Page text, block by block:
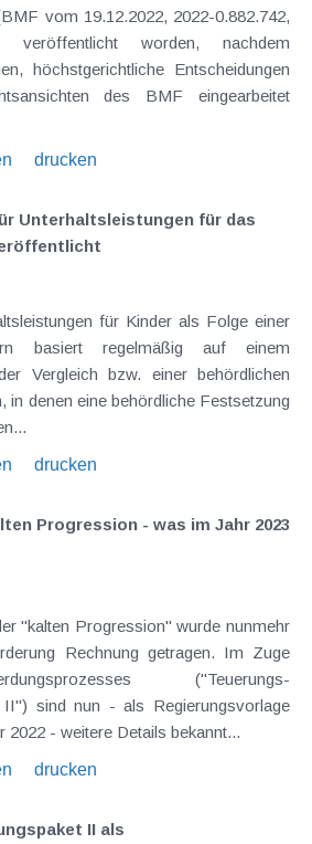
vom 19.12.2022, 2022-0.882.742,
veröffentlicht worden, nachdem
höchstgerichtliche Entscheidungen
des BMF eingearbeitet
drucken
Unterhaltsleistungen für das
für Kinder als Folge einer
basiert regelmäßig auf einem
Vergleich bzw. einer behördlichen
in denen eine behördliche Festsetzung
drucken
Progression - was im Jahr 2023
"kalten Progression" wurde nunmehr
Rechnung getragen. Im Zuge
("Teuerungs-
II") sind nun - als Regierungsvorlage
2022 - weitere Details bekannt...
drucken
II als